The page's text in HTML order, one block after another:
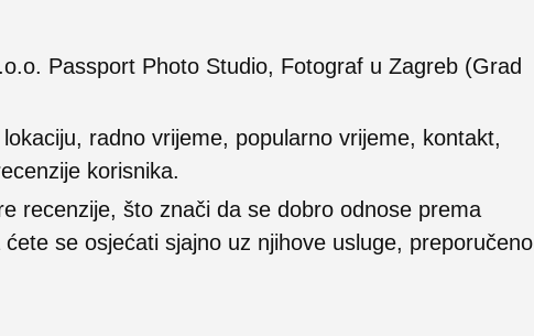
Passport Photo Studio, Fotograf u Zagreb (Grad
radno vrijeme, popularno vrijeme, kontakt,
korisnika.
recenzije, što znači da se dobro odnose prema
se osjećati sjajno uz njihove usluge, preporučeno